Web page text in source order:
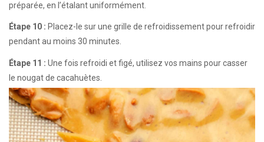
préparée, en l’étalant uniformément.
Étape 10 : Placez-le sur une grille de refroidissement pour refroidir
pendant au moins 30 minutes.
Étape 11 : Une fois refroidi et figé, utilisez vos mains pour casser
le nougat de cacahuètes.